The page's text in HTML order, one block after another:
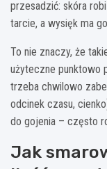
przesadzić: skóra
tarcie, a wysięk ma
To nie znaczy, że
użyteczne punktowo
trzeba chwilowo
odcinek czasu,
do gojenia – często
Jak